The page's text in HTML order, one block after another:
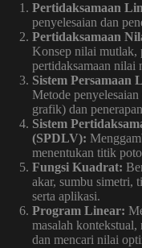
Pertidaksamaan
penyelesaian dan
Pertidaksamaan
Konsep nilai mutlak,
pertidaksamaan nilai
Sistem Persamaan
Metode
grafik) dan
Sistem
(SPDLV):
menentukan titik
Fungsi Kuadrat:
akar, sumbu simetri,
serta aplikasi.
Program Linear:
masalah kontekstual,
dan mencari nilai